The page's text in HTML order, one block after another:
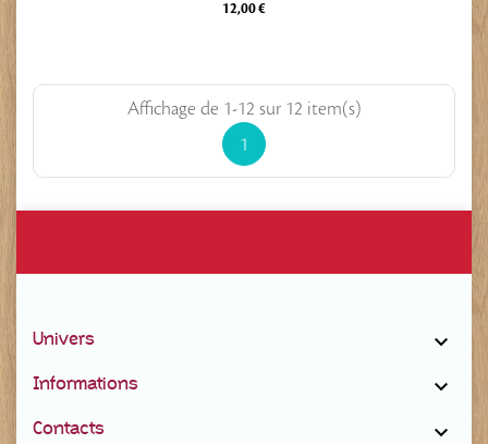
12,00 €
Affichage de 1-12 sur 12 item(s)
1
Univers 
Informations 
Contacts 